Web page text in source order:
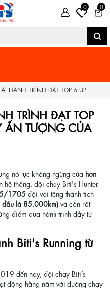
0 0
HÀNH TRÌNH ĐẠT TOP 5 UP...
TRÌNH ĐẠT TOP
ẤN TƯỢNG CỦA
nỗ lực không ngừng của hơn
hệ thống, đội chạy Biti's Hunter
5/1705 đội với tổng thành tích
đầu là 85.000km) và còn rất
điểm qua hành trình đầy tự
Biti's Running từ
đến nay, đội chạy Biti’s
động hằng năm với đường chạy